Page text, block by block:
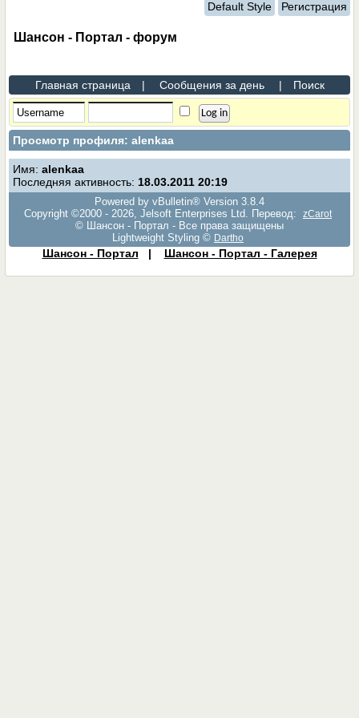
Default Style Регистрация
Шансон - Портал - форум
Главная страница | Сообщения за день | Поиск
Просмотр профиля: alenkaa
Имя:alenkaa
Последняя активность: 18.03.201120:19
Powered by vBulletin® Version 3.8.4
Copyright ©2000 - 2026, Jelsoft Enterprises Ltd. Перевод:
zCarot
© Шансон - Портал - Все права защищены
Lightweight Styling © Dartho
Шансон - Портал | Шансон - Портал - Галерея